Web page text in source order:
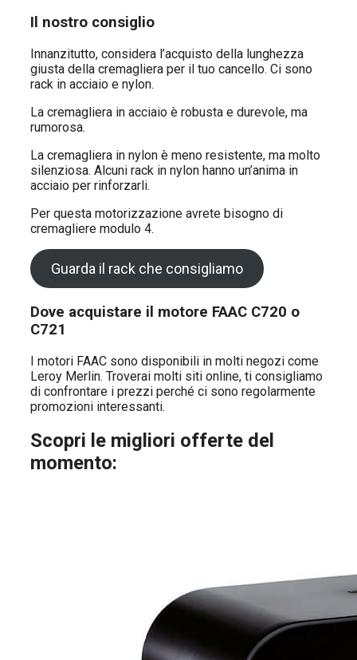
Il nostro consiglio
Innanzitutto, considera l’acquisto della lunghezza
giusta della cremagliera per il tuo cancello. Ci sono
rack in acciaio e nylon.
La cremagliera in acciaio è robusta e durevole, ma
rumorosa.
La cremagliera in nylon è meno resistente, ma molto
silenziosa. Alcuni rack in nylon hanno un’anima in
acciaio per rinforzarli.
Per questa motorizzazione avrete bisogno di
cremagliere modulo 4.
Guarda il rack che consigliamo
Dove acquistare il motore FAAC C720 o
C721
I motori FAAC sono disponibili in molti negozi come
Leroy Merlin. Troverai molti siti online, ti consigliamo
di confrontare i prezzi perché ci sono regolarmente
promozioni interessanti.
Scopri le migliori offerte del
momento: